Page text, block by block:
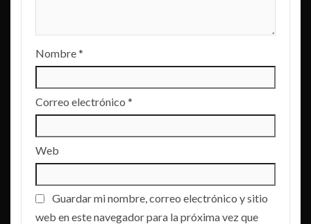
Nombre*
Correo electrónico *
Web
Guardar mi nombre, correo electrónico y sitio
web en este navegador para la próxima vez que